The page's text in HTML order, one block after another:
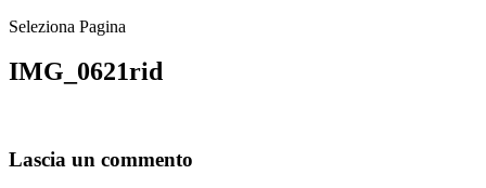
Seleziona Pagina
IMG_0621rid
Lascia un commento